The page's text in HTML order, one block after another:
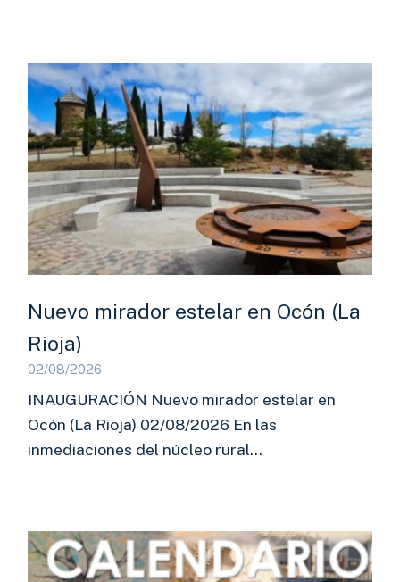
Nuevo mirador estelar en Ocón (La
Rioja)
02/08/2026
INAUGURACIÓN Nuevo mirador estelar en
Ocón (La Rioja) 02/08/2026 En las
inmediaciones del núcleo rural…